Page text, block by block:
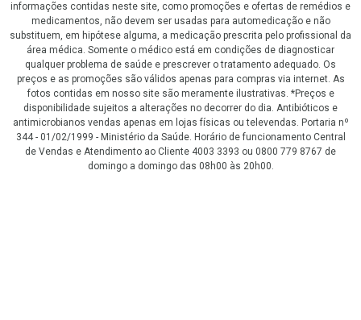
informações contidas neste site, como promoções e ofertas de remédios e
medicamentos, não devem ser usadas para automedicação e não
substituem, em hipótese alguma, a medicação prescrita pelo profissional da
área médica. Somente o médico está em condições de diagnosticar
qualquer problema de saúde e prescrever o tratamento adequado. Os
preços e as promoções são válidos apenas para compras via internet. As
fotos contidas em nosso site são meramente ilustrativas. *Preços e
disponibilidade sujeitos a alterações no decorrer do dia. Antibióticos e
antimicrobianos vendas apenas em lojas físicas ou televendas. Portaria nº
344 - 01/02/1999 - Ministério da Saúde. Horário de funcionamento Central
de Vendas e Atendimento ao Cliente 4003 3393 ou 0800 779 8767 de
domingo a domingo das 08h00 às 20h00.